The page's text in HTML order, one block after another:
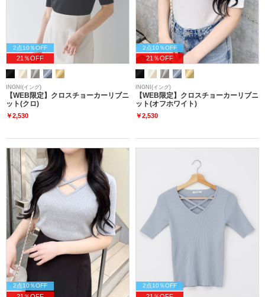
2点10％OFF
21％OFF
INGNI(イング)
【WEB限定】クロスチョーカーリブニ
ット(クロ)
￥2,530
2点10％OFF
21％OFF
INGNI(イング)
【WEB限定】クロスチョーカーリブニ
ット(オフホワイト)
￥2,530
2点10％OFF 2点10％OFF